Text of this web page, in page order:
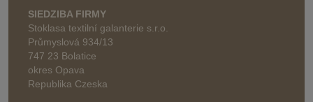
SIEDZIBA FIRMY
Stoklasa textilní galanterie s.r.o.
Průmyslová 934/13
747 23 Bolatice
okres Opava
Republika Czeska